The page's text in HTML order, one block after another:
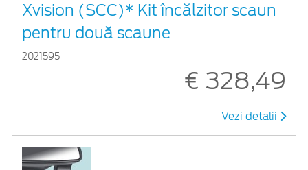
Xvision (SCC)* Kit încălzitor scaun
pentru două scaune
2021595
€ 328,49
Vezi detalii